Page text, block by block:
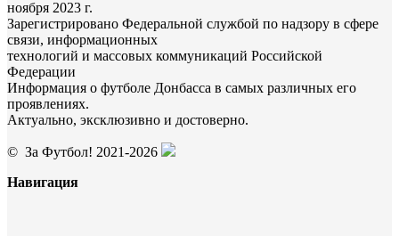
ноября 2023 г.
Зарегистрировано Федеральной службой по надзору в сфере
связи, информационных
технологий и массовых коммуникаций Российской
Федерации
Информация о футболе Донбасса в самых различных его
проявлениях.
Актуально, эксклюзивно и достоверно.
© За Футбол! 2021-2026
Навигация